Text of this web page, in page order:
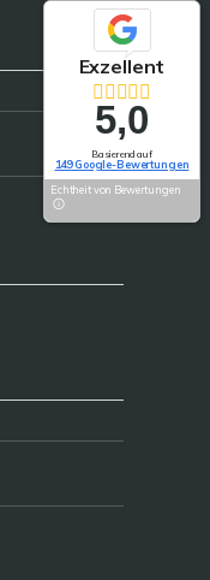
Exzellent
5,0
Basierend auf
149 Google-Bewertungen
Echtheit von Bewertungen